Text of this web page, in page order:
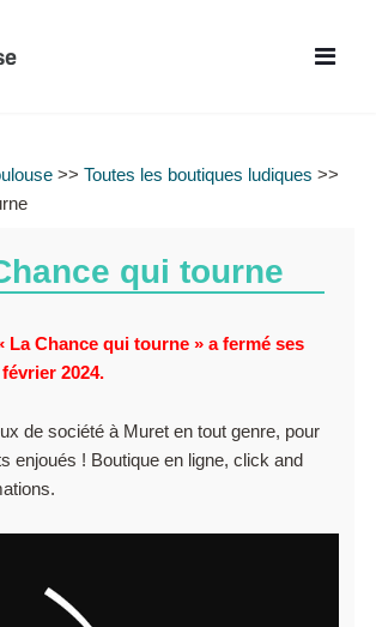
>> Toutes les boutiques ludiques >>
qui tourne
La Chance qui tourne » a fermé ses
2024.
de société à Muret en tout genre, pour
enjoués ! Boutique en ligne, click and